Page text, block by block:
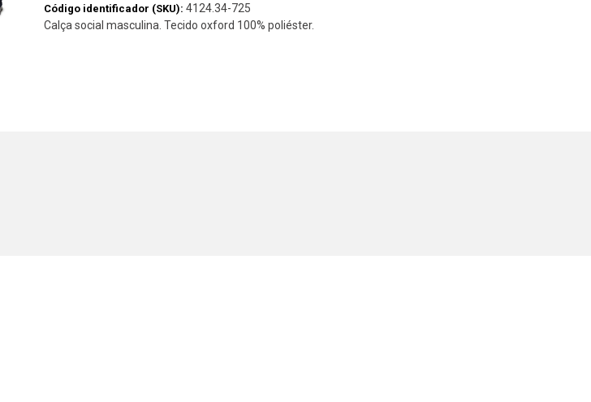
Código identificador (SKU): 4124.34-725
Calça social masculina. Tecido oxford 100% poliéster.